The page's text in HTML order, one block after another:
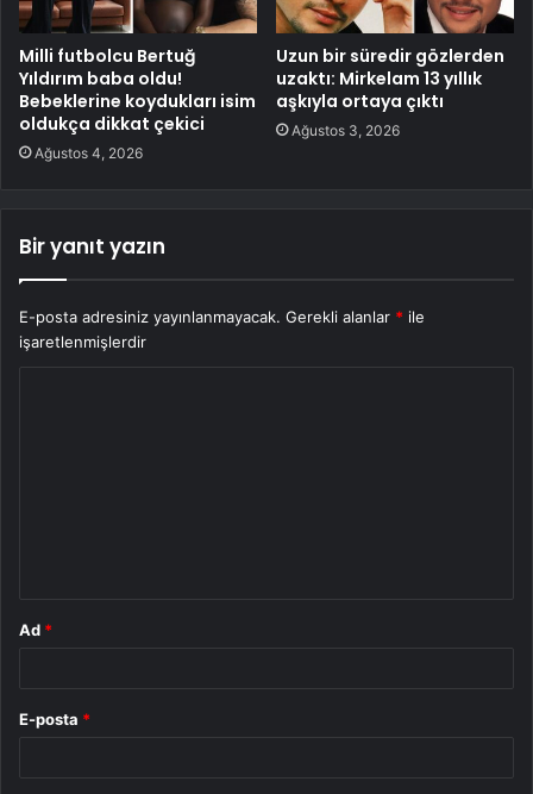
Milli futbolcu Bertuğ
Yıldırım baba oldu!
Bebeklerine koydukları isim
oldukça dikkat çekici
Ağustos 4, 2026
Uzun bir süredir gözlerden
uzaktı: Mirkelam 13 yıllık
aşkıyla ortaya çıktı
Ağustos 3, 2026
Bir yanıt yazın
E-posta adresiniz yayınlanmayacak. Gerekli alanlar * ile
işaretlenmişlerdir
Ad *
E-posta *